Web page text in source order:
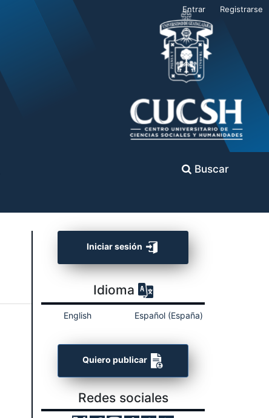
Buscar
Entrar Registrarse
Iniciar sesión
Idioma
English Español (España)
Quiero publicar
Redes sociales